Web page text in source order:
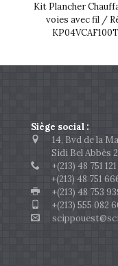
Kit Plancher
voies avec fil /
KP04VCAF100T
Siège social :
14, Bvd de la
Sidi Bel Abbès
+(213) 48 751 121
+(213) 48 751
+(213) 48 753
+(213) 555 082